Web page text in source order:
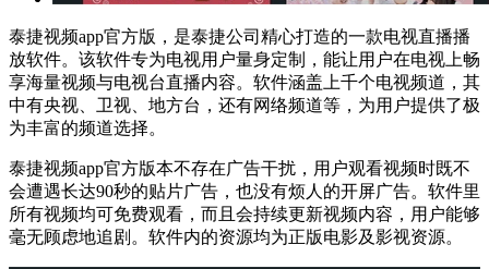
泰捷视频app官方版，是泰捷公司精心打造的一款电视直播播
放软件。该软件专为电视用户量身定制，能让用户在电视上畅
享海量视频与电视台直播内容。软件涵盖上千个电视频道，其
中有央视、卫视、地方台，还有网络频道等，为用户提供了极
为丰富的频道选择。
泰捷视频app官方版本不存在广告干扰，用户观看视频时既不
会遭遇长达90秒的贴片广告，也没有烦人的开屏广告。软件里
所有视频均可免费观看，而且会持续更新视频内容，用户能够
毫无顾虑地追剧。软件内的资源均为正版电影及影视资源。